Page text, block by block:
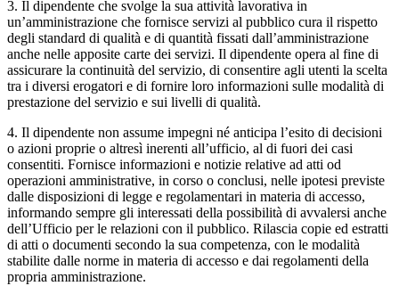
3. Il dipendente che svolge la sua attività lavorativa in
un’amministrazione che fornisce servizi al pubblico cura il rispetto
degli standard di qualità e di quantità fissati dall’amministrazione
anche nelle apposite carte dei servizi. Il dipendente opera al fine di
assicurare la continuità del servizio, di consentire agli utenti la scelta
tra i diversi erogatori e di fornire loro informazioni sulle modalità di
prestazione del servizio e sui livelli di qualità.
4. Il dipendente non assume impegni né anticipa l’esito di decisioni
o azioni proprie o altresì inerenti all’ufficio, al di fuori dei casi
consentiti. Fornisce informazioni e notizie relative ad atti od
operazioni amministrative, in corso o conclusi, nelle ipotesi previste
dalle disposizioni di legge e regolamentari in materia di accesso,
informando sempre gli interessati della possibilità di avvalersi anche
dell’Ufficio per le relazioni con il pubblico. Rilascia copie ed estratti
di atti o documenti secondo la sua competenza, con le modalità
stabilite dalle norme in materia di accesso e dai regolamenti della
propria amministrazione.